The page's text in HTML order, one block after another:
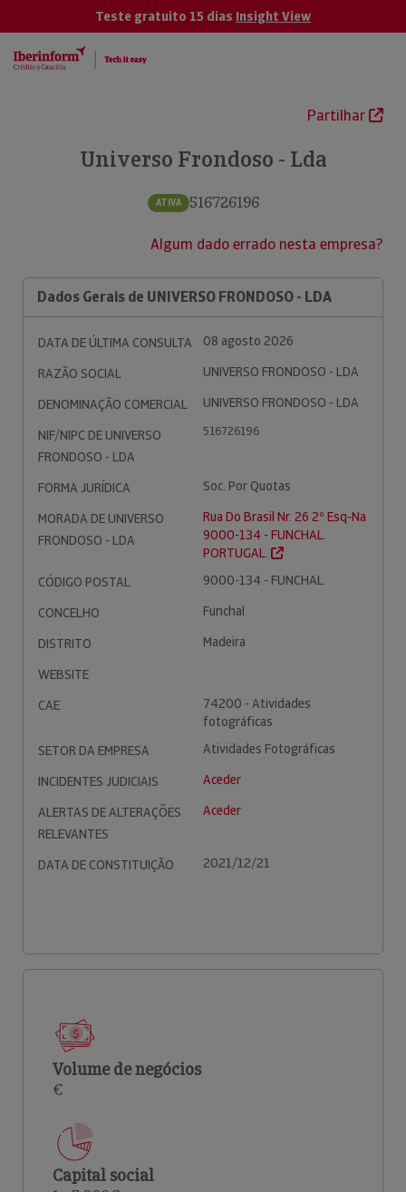
Teste gratuito 15 dias Insight View
Partilhar
Universo Frondoso - Lda
ATIVA 516726196
Algum dado errado nesta empresa?
Dados Gerais de UNIVERSO FRONDOSO - LDA
DATA DE ÚLTIMA CONSULTA
08 agosto 2026
RAZÃO SOCIAL
UNIVERSO FRONDOSO - LDA
DENOMINAÇÃO COMERCIAL
UNIVERSO FRONDOSO - LDA
NIF/NIPC DE UNIVERSO
FRONDOSO - LDA
516726196
FORMA JURÍDICA
Soc. Por Quotas
MORADA DE UNIVERSO
FRONDOSO - LDA
Rua Do Brasil Nr. 26 2º Esq-Na
9000-134 - FUNCHAL.
PORTUGAL.
CÓDIGO POSTAL
9000-134 - FUNCHAL
CONCELHO
Funchal
DISTRITO
Madeira
WEBSITE
CAE
74200 - Atividades
fotográficas
SETOR DA EMPRESA
Atividades Fotográficas
INCIDENTES JUDICIAIS
Aceder
ALERTAS DE ALTERAÇÕES
RELEVANTES
Aceder
DATA DE CONSTITUIÇÃO 2021/12/21
Volume de negócios
€
Capital social